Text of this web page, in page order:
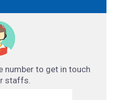
number to get in touch
staffs.